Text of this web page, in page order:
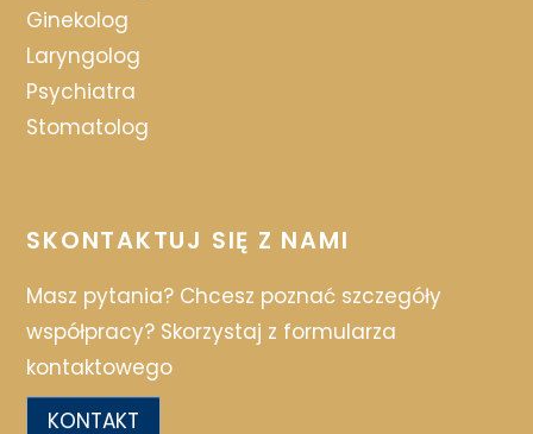
Ginekolog
Laryngolog
Psychiatra
Stomatolog
SKONTAKTUJ SIĘ Z NAMI
Masz pytania? Chcesz poznać szczegóły
współpracy? Skorzystaj z formularza
kontaktowego
KONTAKT